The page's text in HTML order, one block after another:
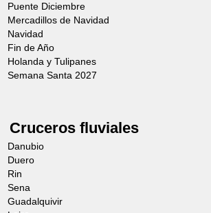
Puente Diciembre
Mercadillos de Navidad
Navidad
Fin de Año
Holanda y Tulipanes
Semana Santa 2027
Cruceros fluviales
Danubio
Duero
Rin
Sena
Guadalquivir